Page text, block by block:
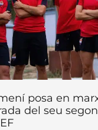
posa en
del seu